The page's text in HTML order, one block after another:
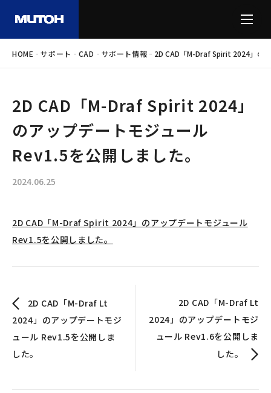
HOME -サポート - CAD - サポート情報 - 2D CAD「M-Draf Spirit 2024」の
2D CAD「M-Draf Spirit 2024」
のアップデートモジュール
Rev1.5を公開しました。
2024.06.25
2D CAD「M-Draf Spirit 2024」のアップデートモジュール
Rev1.5を公開しました。
2D CAD「M-Draf Lt
2024」のアップデートモジ
ュール Rev1.5を公開しま
した。
2D CAD「M-Draf Lt
2024」のアップデートモジ
ュール Rev1.6を公開しま
した。